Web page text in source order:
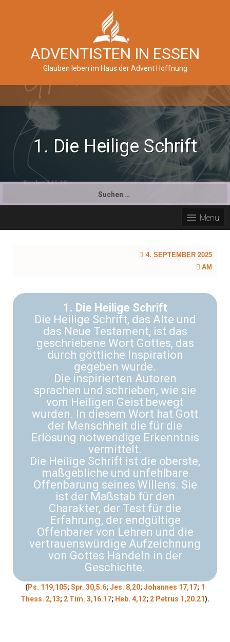
ADVENTISTEN IN ESSEN
Glauben leben im Haus der Advent Hoffnung
1. Die Heilige Schrift
Menu
4. SEPTEMBER 2025
AM
1. Die Heilige Schrift
Die Heilige Schrift, das Alte und
das Neue Testament, ist das
geschriebene Wort Gottes, das
durch göttliche Inspiration
gegeben wurde.
Die inspirierten Autoren
sprachen und schrieben, wie sie
vom Heiligen Geist bewegt
wurden. In diesem Wort hat Gott
der Menschheit die für die
Erlösung notwendige Erkenntnis
vermittelt.
Die Heilige Schrift ist die oberste,
maßgebliche und unfehlbare
Offenbarung seines Willens. Sie
ist der Maßstab für den
Charakter, der Test für die
Erfahrung, der endgültige
Offenbarer von Lehren und die
vertrauenswürdige Aufzeichnung
von Gottes Handeln in der
Geschichte.
(Ps. 119,105; Spr. 30,5.6; Jes. 8,20; Johannes 17,17; 1
Thess. 2,13; 2 Tim. 3,16.17; Heb. 4,12; 2 Petrus 1,20.21).